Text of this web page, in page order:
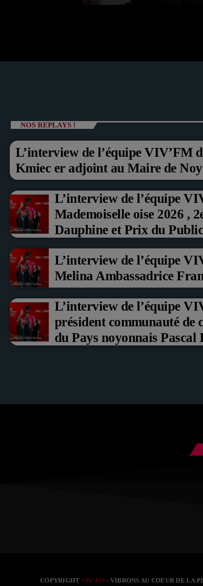
NOS REPLAYS !
L’interview de l’équipe VIV’FM
Kmiec er adjoint au Maire de
L’interview de l’équipe
Mademoiselle oise 2026 ,
Dauphine et Prix du
aux fruits rouge Noyon
L’interview de l’équipe
Melina Ambassadrice
L’interview de l’équipe
président communauté de
du Pays noyonnais Pascal
COPYRIGHT VIV'FM - VIBRONS AU COEUR DE LA